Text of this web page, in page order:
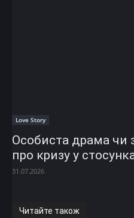
Love Story
Особиста драма чи
про кризу у
31.07.2026
Читайте також